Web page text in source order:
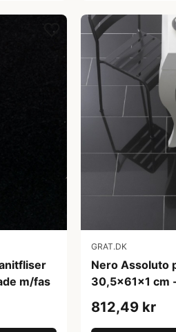
m/fas
GRAT.DK
Nero Assoluto
30,5x61x1 cm
812,49 kr